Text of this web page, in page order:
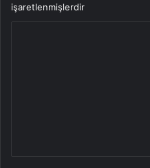
işaretlenmişlerdir